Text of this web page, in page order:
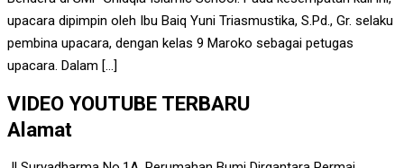
upacara dipimpin oleh Ibu Baiq Yuni Triasmustika, S.Pd., Gr. selaku
pembina upacara, dengan kelas 9 Maroko sebagai petugas
upacara. Dalam […]
VIDEO YOUTUBE TERBARU
Alamat